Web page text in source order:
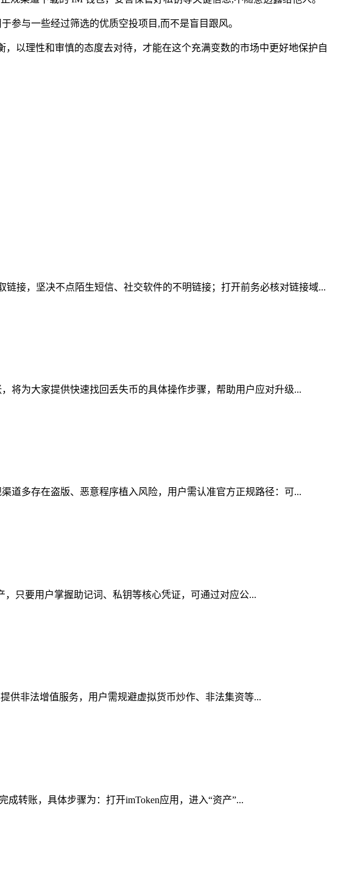
参与一些经过筛选的优质空投项目,而不是盲目跟风。
以理性和审慎的态度去对待，才能在这个充满变数的市场中更好地保护自
接，坚决不点陌生短信、社交软件的不明链接；打开前务必核对链接域...
将为大家提供快速找回丢失币的具体操作步骤，帮助用户应对升级...
道多存在盗版、恶意程序植入风险，用户需认准官方正规路径：可...
只要用户掌握助记词、私钥等核心凭证，可通过对应公...
供非法增值服务，用户需规避虚拟货币炒作、非法集资等...
转账，具体步骤为：打开imToken应用，进入“资产”...